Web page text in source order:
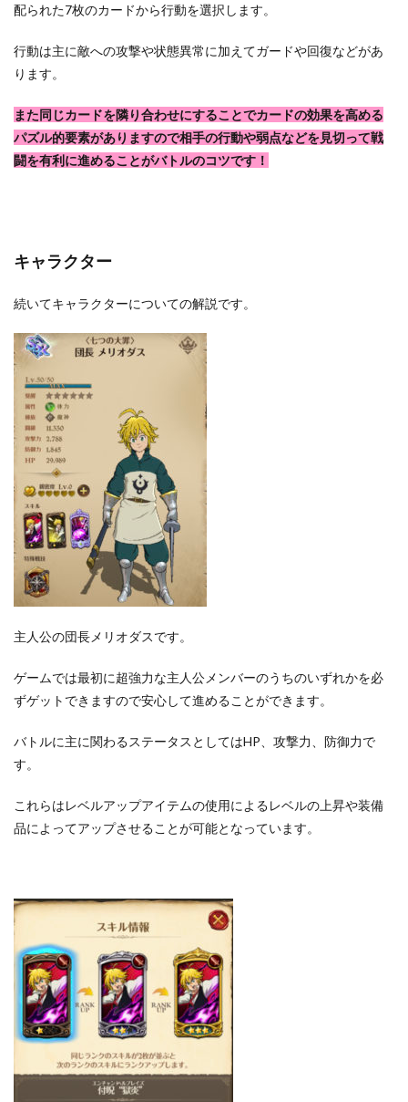
配られた7枚のカードから行動を選択します。
行動は主に敵への攻撃や状態異常に加えてガードや回復などがあ
ります。
また同じカードを隣り合わせにすることでカードの効果を高める
パズル的要素がありますので相手の行動や弱点などを見切って戦
闘を有利に進めることがバトルのコツです！
キャラクター
続いてキャラクターについての解説です。
主人公の団長メリオダスです。
ゲームでは最初に超強力な主人公メンバーのうちのいずれかを必
ずゲットできますので安心して進めることができます。
バトルに主に関わるステータスとしてはHP、攻撃力、防御力で
す。
これらはレベルアップアイテムの使用によるレベルの上昇や装備
品によってアップさせることが可能となっています。